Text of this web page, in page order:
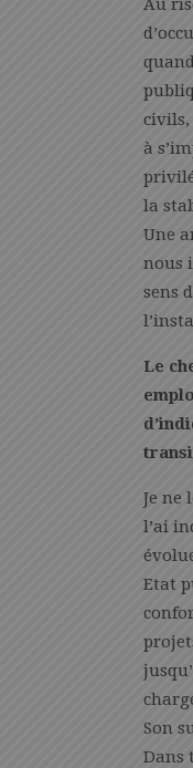
Au
civils,
à
la
Une
nous
sens
Le
Je ne
l’ai
Etat
Son
Dans